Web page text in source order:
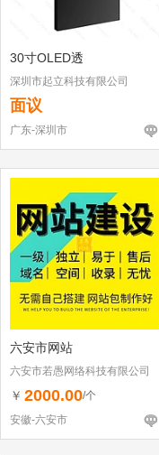
30寸OLED透
深圳市起立科技有限公司
面议
广东-深圳市
六安市网站
六安市若愚网络科技有限公司
￥ 2000.00/个
安徽-六安市